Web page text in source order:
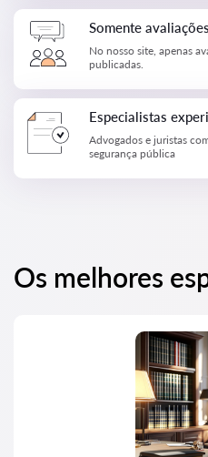
Somente
No nosso site, apenas
publicadas.
Especialistas
Advogados e juristas
segurança pública
Os melhores